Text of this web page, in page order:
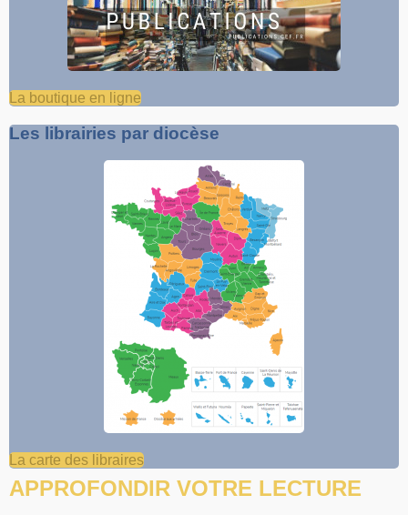
La boutique en ligne
Les librairies par diocèse
La carte des libraires
APPROFONDIR VOTRE LECTURE